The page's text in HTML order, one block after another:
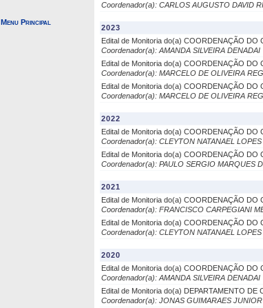
Principal
Coordenador(a): CARLOS AUGUSTO DAVID
2023
Edital de Monitoria do(a) COORDENAÇÃO DO
Coordenador(a): AMANDA SILVEIRA DENADAI
Edital de Monitoria do(a) COORDENAÇÃO DO
Coordenador(a): MARCELO DE OLIVEIRA
Edital de Monitoria do(a) COORDENAÇÃO DO
Coordenador(a): MARCELO DE OLIVEIRA
2022
Edital de Monitoria do(a) COORDENAÇÃO DO
Coordenador(a): CLEYTON NATANAEL
Edital de Monitoria do(a) COORDENAÇÃO DO
Coordenador(a): PAULO SERGIO MARQUES
2021
Edital de Monitoria do(a) COORDENAÇÃO DO
Coordenador(a): FRANCISCO CARPEGIANI
Edital de Monitoria do(a) COORDENAÇÃO DO
Coordenador(a): CLEYTON NATANAEL
2020
Edital de Monitoria do(a) COORDENAÇÃO DO
Coordenador(a): AMANDA SILVEIRA DENADAI
Edital de Monitoria do(a) DEPARTAMENTO
Coordenador(a): JONAS GUIMARAES JUNIOR